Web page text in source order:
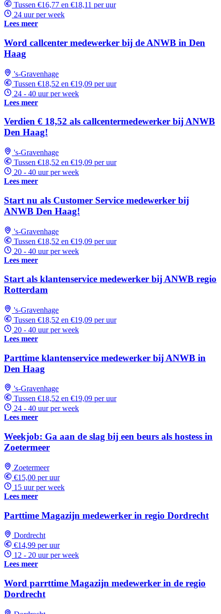
Tussen €16,77 en €18,11 per uur
24 uur per week
Lees meer
Word callcenter medewerker bij de ANWB in Den
Haag
's-Gravenhage
Tussen €18,52 en €19,09 per uur
24 - 40 uur per week
Lees meer
Verdien € 18,52 als callcentermedewerker bij ANWB
Den Haag!
's-Gravenhage
Tussen €18,52 en €19,09 per uur
20 - 40 uur per week
Lees meer
Start nu als Customer Service medewerker bij
ANWB Den Haag!
's-Gravenhage
Tussen €18,52 en €19,09 per uur
20 - 40 uur per week
Lees meer
Start als klantenservice medewerker bij ANWB regio
Rotterdam
's-Gravenhage
Tussen €18,52 en €19,09 per uur
20 - 40 uur per week
Lees meer
Parttime klantenservice medewerker bij ANWB in
Den Haag
's-Gravenhage
Tussen €18,52 en €19,09 per uur
24 - 40 uur per week
Lees meer
Weekjob: Ga aan de slag bij een beurs als hostess in
Zoetermeer
Zoetermeer
€15,00 per uur
15 uur per week
Lees meer
Parttime Magazijn medewerker in regio Dordrecht
Dordrecht
€14,99 per uur
12 - 20 uur per week
Lees meer
Word parrttime Magazijn medewerker in de regio
Dordrecht